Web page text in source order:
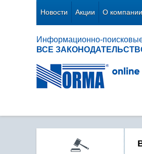
Новости Акции О компании
Информационно-
ВСЕ